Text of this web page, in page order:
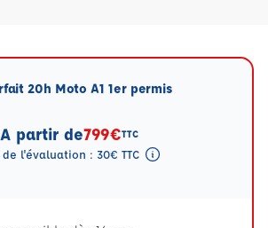
20h Moto A1 1er permis
A partir de799€TTC
de l'évaluation : 30€ TTC